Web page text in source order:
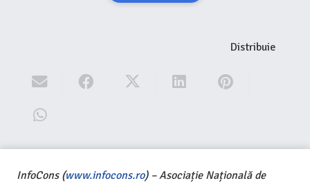
Distribuie
InfoCons (www.infocons.ro) – Asociație Națională de